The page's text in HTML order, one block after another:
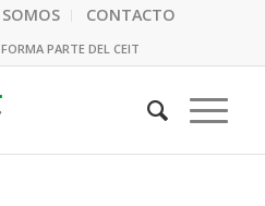
CONTACTO
PARTE DEL CEIT